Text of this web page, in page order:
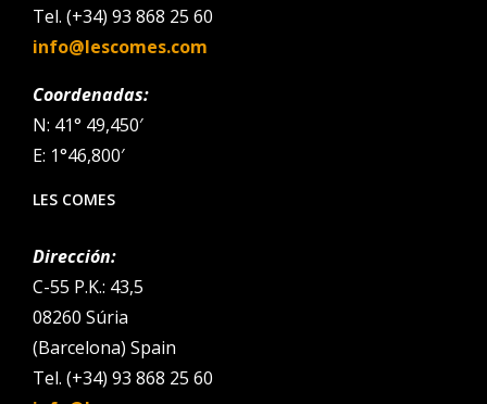
Tel. (+34) 93 868 25 60
info@lescomes.com
Coordenadas:
N: 41° 49,450′
E: 1°46,800′
LES COMES
Dirección:
C-55 P.K.: 43,5
08260 Súria
(Barcelona) Spain
Tel. (+34) 93 868 25 60